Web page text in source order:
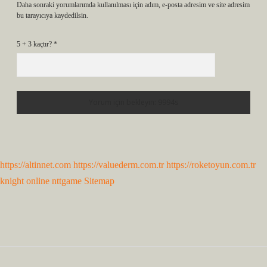
Daha sonraki yorumlarımda kullanılması için adım, e-posta adresim ve site adresim
bu tarayıcıya kaydedilsin.
5 + 3 kaçtır? *
https://altinnet.com https://valuederm.com.tr https://roketoyun.com.tr
knight online nttgame Sitemap